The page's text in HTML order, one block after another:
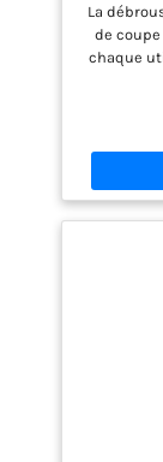
La
de
chaque
1000 W
coupe
ronces
fils de